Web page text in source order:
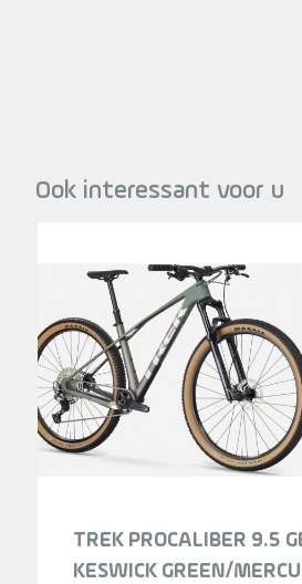
Ook interessant voor u
TREK PROCALIBER 9.5
KESWICK GREEN/